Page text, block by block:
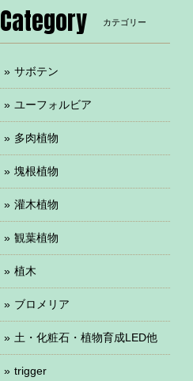
Category カテゴリー
サボテン
ユーフォルビア
多肉植物
塊根植物
灌木植物
観葉植物
植木
ブロメリア
土・化粧石・植物育成LED他
trigger